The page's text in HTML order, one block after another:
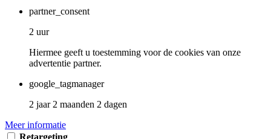
partner_consent
2 uur
Hiermee geeft u toestemming voor de cookies van onze
advertentie partner.
google_tagmanager
2 jaar 2 maanden 2 dagen
Meer informatie
Retargeting